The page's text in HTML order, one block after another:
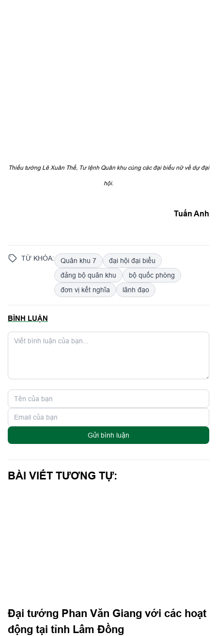
Thiếu tướng Lê Xuân Thế, Tư lệnh Quân khu cùng các đại biểu nữ về dự đại
hội.
Tuấn Anh
TỪ KHÓA: Quân khu 7
đại hội đại biểu
đảng bộ quân khu
bộ quốc phòng
đơn vị kết nghĩa
lãnh đạo
BÌNH LUẬN
Gửi bình luận
BÀI VIẾT TƯƠNG TỰ:
Đại tướng Phan Văn Giang với các hoạt
động tại tỉnh Lâm Đồng